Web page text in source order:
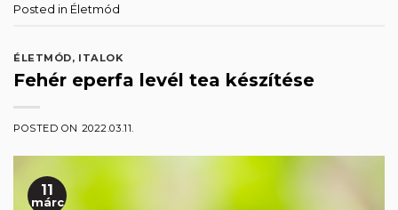
Posted in Életmód
ÉLETMÓD, ITALOK
Fehér eperfa levél tea készítése
POSTED ON 2022.03.11.
11
márc